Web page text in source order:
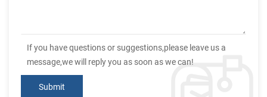
If you have questions or suggestions,please leave us a
message,we will reply you as soon as we can!